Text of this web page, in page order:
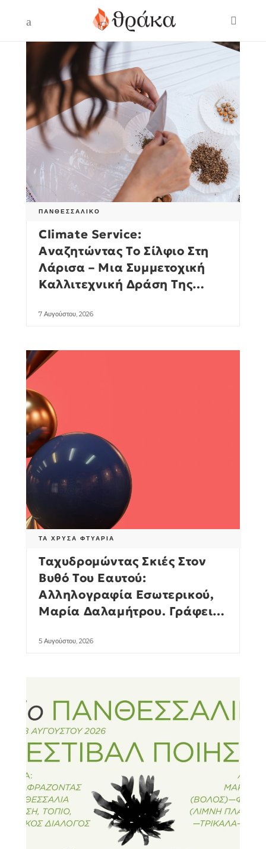
ΠΑΝΘΕΣΣΑΛΙΚΌ
Climate Service:
Αναζητώντας Το Σίλφιο Στη
Λάρισα – Μια Συμμετοχική
Καλλιτεχνική Δράση Της
7 Αυγούστου, 2026
ΤΑ ΧΡΥΣΆ ΦΤΥΆΡΙΑ
Ταχυδρομώντας Σκιές Στον
Βυθό Του Εαυτού:
Αλληλογραφία Εσωτερικού,
Μαρία Δαλαμήτρου. Γράφει Η
5 Αυγούστου, 2026